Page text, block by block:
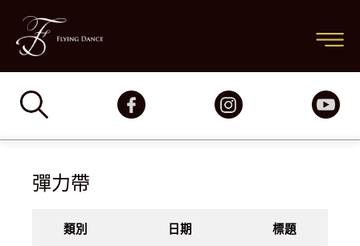
要
要
選
單
彈力帶
類別 日期 標題